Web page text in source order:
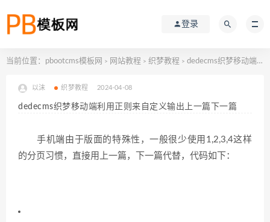
登录
当前位置： pbootcms模板网 > 网站教程 > 织梦教程 > dedecms织梦移动端利用正则来自定义输出上一篇下一篇
以沫 织梦教程 2024-04-08
dedecms织梦移动端利用正则来自定义输出上一篇下一篇
手机端由于版面的特殊性，一般很少使用1,2,3,4这样
的分页习惯，直接用上一篇，下一篇代替，代码如下：